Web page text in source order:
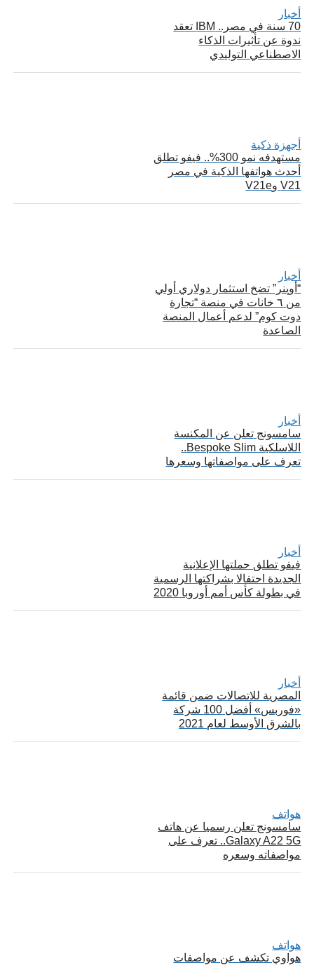
أخبار
70 سنة في مصر.. IBM تعقد
ندوة عن تأثيرات الذكاء
الاصطناعي التوليدي
أجهزة ذكية
مستهدفه نمو 300%.. فيفو تطلق
أحدث هواتفها الذكية في مصر
V21 وV21e
أخبار
“أوپنر” تضخ استثمار دولاري أولي
من ٦ خانات في منصة “تجارة
دوت كوم” لدعم أعمال المنصة
الصاعدة
أخبار
سامسونج تعلن عن المكنسة
اللاسلكية Bespoke Slim..
تعرف على مواصفاتها وسعرها
أخبار
فيفو تطلق حملتها الإعلانية
الجديدة احتفالا بشراكتها الرسمية
في بطولة كأس أمم أوروبا 2020
أخبار
المصرية للاتصالات ضمن قائمة
«فوربس» أفضل 100 شركة
بالشرق الأوسط لعام 2021
هواتف
سامسونج تعلن رسميا عن هاتف
Galaxy A22 5G.. تعرف على
مواصفاته وسعره
هواتف
هواوي تكشف عن مواصفات